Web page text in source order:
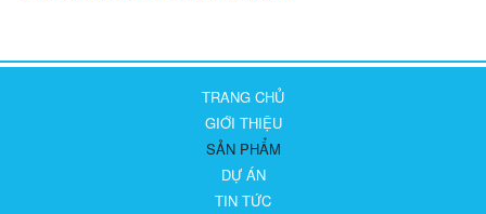
TRANG CHỦ
GIỚI THIỆU
SẢN PHẨM
DỰ ÁN
TIN TỨC